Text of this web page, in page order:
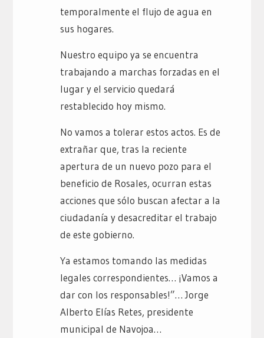
temporalmente el flujo de agua en
sus hogares.
Nuestro equipo ya se encuentra
trabajando a marchas forzadas en el
lugar y el servicio quedará
restablecido hoy mismo.
No vamos a tolerar estos actos. Es de
extrañar que, tras la reciente
apertura de un nuevo pozo para el
beneficio de Rosales, ocurran estas
acciones que sólo buscan afectar a la
ciudadanía y desacreditar el trabajo
de este gobierno.
Ya estamos tomando las medidas
legales correspondientes… ¡Vamos a
dar con los responsables!”… Jorge
Alberto Elías Retes, presidente
municipal de Navojoa…